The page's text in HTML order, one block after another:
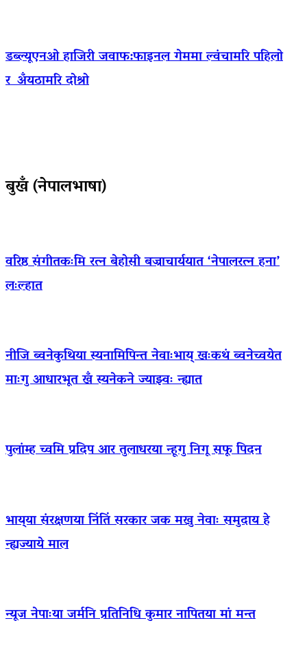
डब्ल्यूएनओ हाजिरी जवाफ:फाइनल गेममा ल्वंचामरि पहिलो
र अँयठामरि दोश्रो
बुखँ (नेपालभाषा)
वरिष्ठ संगीतकःमि रत्न बेहोसी बज्राचार्ययात ‘नेपालरत्न हना’
लःल्हात
नीजि ब्वनेकुथिया स्यनामिपिन्त नेवाःभाय् खःकथं ब्वनेच्वयेत
माःगु आधारभूत खँ स्यनेकने ज्याझ्वः न्ह्यात
पुलांम्ह च्वमि प्रदिप आर तुलाधरया न्हूगु निगू सफू पिदन
भाय्‌या संरक्षणया निंतिं सरकार जक मखु नेवाः समुदाय हे
न्ह्यज्याये माल
न्यूज नेपाःया जर्मनि प्रतिनिधि कुमार नापितया मां मन्त